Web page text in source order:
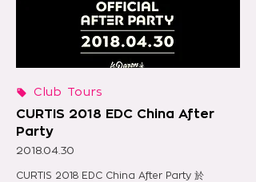
Club Tours
CURTIS 2018 EDC China After
Party
2018.04.30
CURTIS 2018 EDC China After Party 於